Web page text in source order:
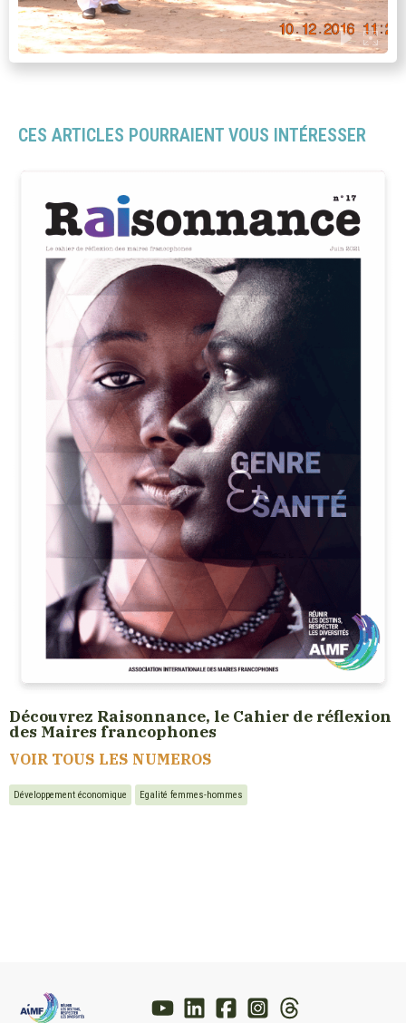
CES ARTICLES POURRAIENT VOUS INTÉRESSER
Découvrez Raisonnance, le Cahier de réflexion
des Maires francophones
VOIR TOUS LES NUMEROS
Développement économique Egalité femmes-hommes